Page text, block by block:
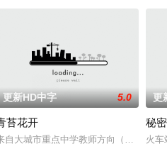
（丁一 饰）在回村的路上捡到一个
更新HD中字 5.0
苔花开
自大城市重点中学教师方向（郎月婷
更
秘
火车